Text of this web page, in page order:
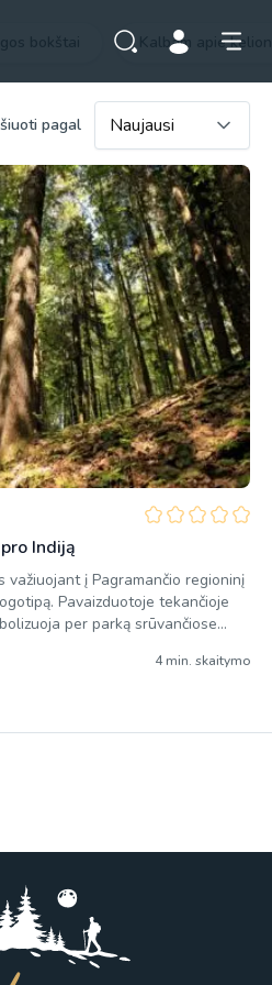
Kalbam apie
pagal
Indiją
važiuojant į Pagramančio regioninį
Pavaizduotoje tekančioje
per parką srūvančiose
sutinkamas rėvas. Viršutinėje
sako, kad jų čia daugiausiai4 min. skaitymo